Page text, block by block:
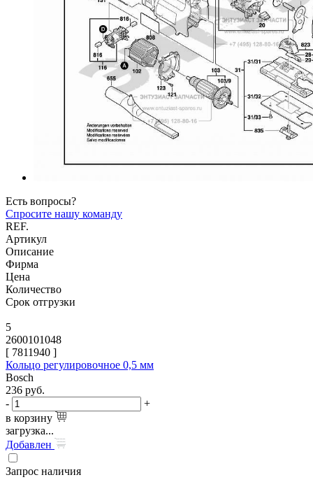
Есть вопросы?
Спросите нашу команду
REF.
Артикул
Описание
Фирма
Цена
Количество
Срок отгрузки
5
2600101048
[ 7811940 ]
Кольцо регулировочное 0,5 мм
Bosch
236 руб.
-
+
в корзину
загрузка...
Добавлен
Запрос наличия